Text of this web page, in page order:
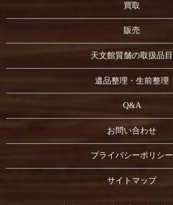
買取
販売
天文館質舗の取扱品目
遺品整理・生前整理
Q&A
お問い合わせ
プライバシーポリシー
サイトマップ